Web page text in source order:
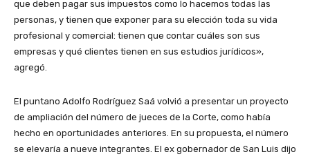
que deben pagar sus impuestos como lo hacemos todas las
personas, y tienen que exponer para su elección toda su vida
profesional y comercial: tienen que contar cuáles son sus
empresas y qué clientes tienen en sus estudios jurídicos»,
agregó.
El puntano Adolfo Rodríguez Saá volvió a presentar un proyecto
de ampliación del número de jueces de la Corte, como había
hecho en oportunidades anteriores. En su propuesta, el número
se elevaría a nueve integrantes. El ex gobernador de San Luis dijo